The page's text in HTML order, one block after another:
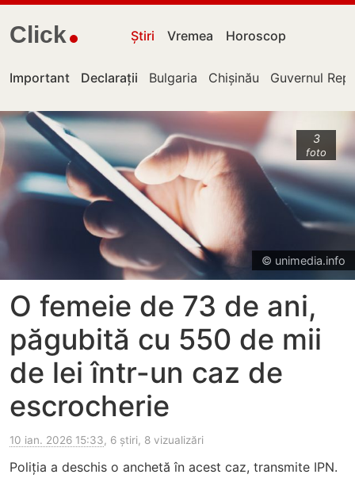
Click Știri Vremea Horoscop
Important Declarații Bulgaria Chișinău Guvernul
3
foto
© unimedia.info
O femeie de 73 de ani,
păgubită cu 550 de mii
de lei într-un caz de
escrocherie
10 ian. 2026 15:33, 6 știri, 8 vizualizări
Poliția a deschis o anchetă în acest caz, transmite IPN.